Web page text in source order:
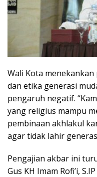
Wali Kota
dan etika generasi
pengaruh negatif.
yang religius mampu
pembinaan akhlakul
agar tidak lahir
Pengajian akbar ini
Gus KH Imam Rofi’i,